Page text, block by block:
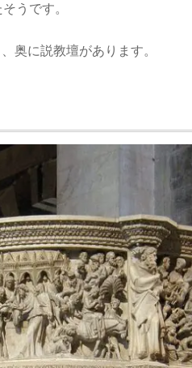
うです。
奥に説教壇があります。